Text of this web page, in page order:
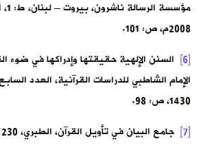
2008م، ص: 101.
[6]
السنن الإلهية حقيقتها وإدراكها في ضوء
الإمام الشاطبي للدراسات القرآنية، العدد
1430، ص: 98.
[7]
جامع البيان في تأويل القرآن، الطبري، 9/230.